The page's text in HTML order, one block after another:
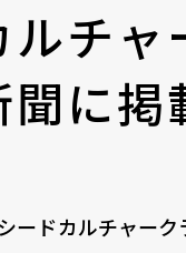
ルチ
に掲
ードカルチャー